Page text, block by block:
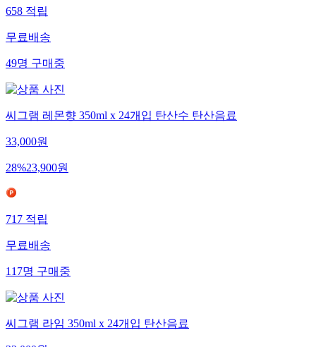
658적립
무료배송
49명구매중
씨그램 레몬향 350ml x 24개입 탄산수 탄산음료
33,000원
28%23,900원
717적립
무료배송
117명구매중
씨그램 라임 350ml x 24개입 탄산음료